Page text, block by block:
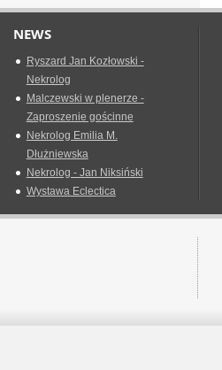
NEWS
Ryszard Jan Kozłowski -
Nekrolog
Malczewski w plenerze -
Zaproszenie gościnne
Nekrolog Emilia M.
Dłużniewska
Nekrolog - Jan Niksiński
Wystawa Eclectica